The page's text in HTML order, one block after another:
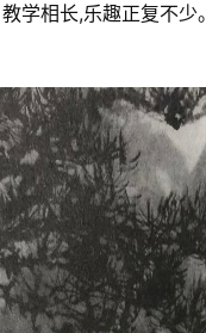
学相长,乐趣正复不少。